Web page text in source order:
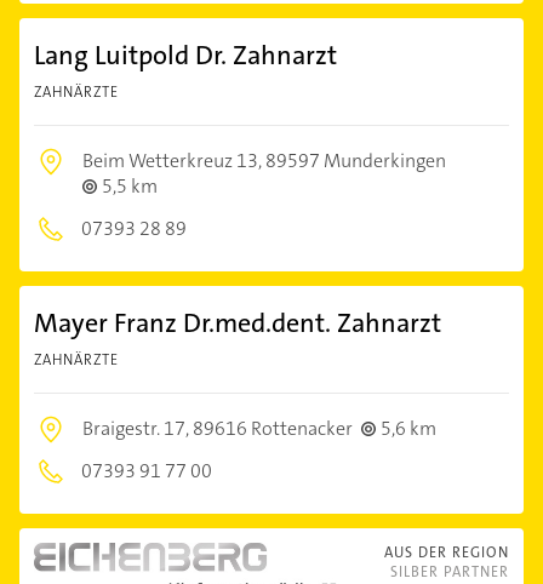
Lang Luitpold Dr. Zahnarzt
ZAHNÄRZTE
Beim Wetterkreuz 13,89597 Munderkingen
5,5 km
07393 28 89
Mayer Franz Dr.med.dent. Zahnarzt
ZAHNÄRZTE
Braigestr. 17,89616 Rottenacker
5,6 km
07393 91 77 00
AUS DER REGION
SILBER PARTNER